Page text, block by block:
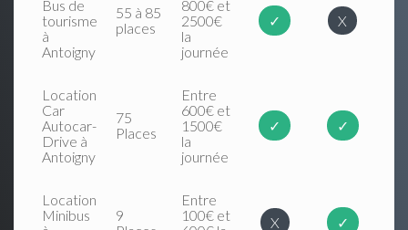
Bus de
tourisme
à
Antoigny
55 à 85
places
800€ et
2500€
la
journée
✓ X
Location
Car
Autocar-
Drive à
Antoigny
75
Places
Entre
600€ et
1500€
la
journée
✓ ✓
Location
Minibus
9
Entre
100€ et
X ✓